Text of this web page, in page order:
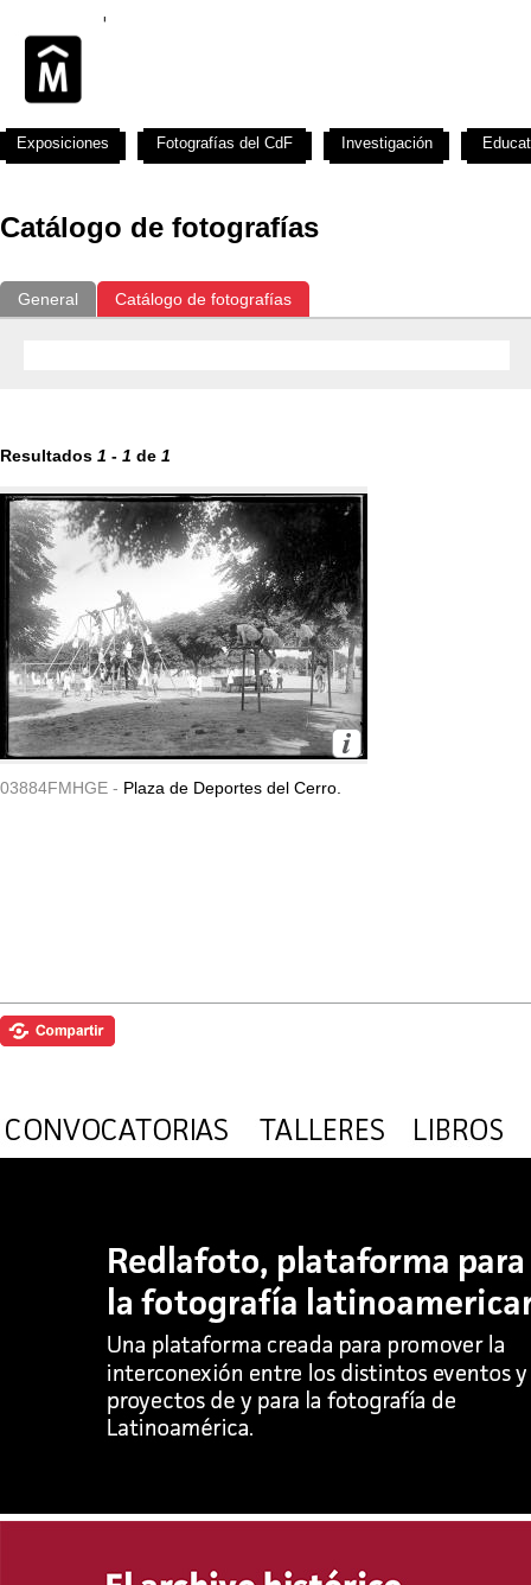
Catálogo de fotografías
General Catálogo de fotografías
Resultados 1 - 1 de 1
03884FMHGE - Plaza de Deportes del Cerro.
Exposiciones Fotografías del CdF Investigación